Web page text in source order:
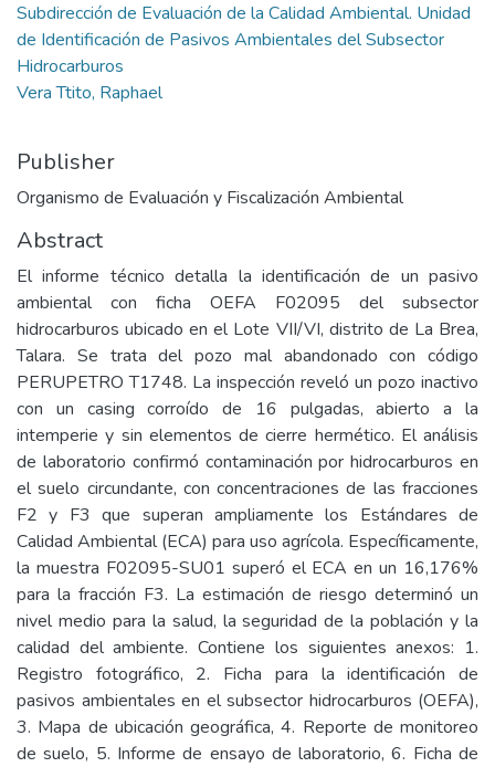
Subdirección de Evaluación de la Calidad Ambiental. Unidad
de Identificación de Pasivos Ambientales del Subsector
Hidrocarburos
Vera Ttito, Raphael
Publisher
Organismo de Evaluación y Fiscalización Ambiental
Abstract
El informe técnico detalla la identificación de un pasivo
ambiental con ficha OEFA F02095 del subsector
hidrocarburos ubicado en el Lote VII/VI, distrito de La Brea,
Talara. Se trata del pozo mal abandonado con código
PERUPETRO T1748. La inspección reveló un pozo inactivo
con un casing corroído de 16 pulgadas, abierto a la
intemperie y sin elementos de cierre hermético. El análisis
de laboratorio confirmó contaminación por hidrocarburos en
el suelo circundante, con concentraciones de las fracciones
F2 y F3 que superan ampliamente los Estándares de
Calidad Ambiental (ECA) para uso agrícola. Específicamente,
la muestra F02095-SU01 superó el ECA en un 16,176%
para la fracción F3. La estimación de riesgo determinó un
nivel medio para la salud, la seguridad de la población y la
calidad del ambiente. Contiene los siguientes anexos: 1.
Registro fotográfico, 2. Ficha para la identificación de
pasivos ambientales en el subsector hidrocarburos (OEFA),
3. Mapa de ubicación geográfica, 4. Reporte de monitoreo
de suelo, 5. Informe de ensayo de laboratorio, 6. Ficha de